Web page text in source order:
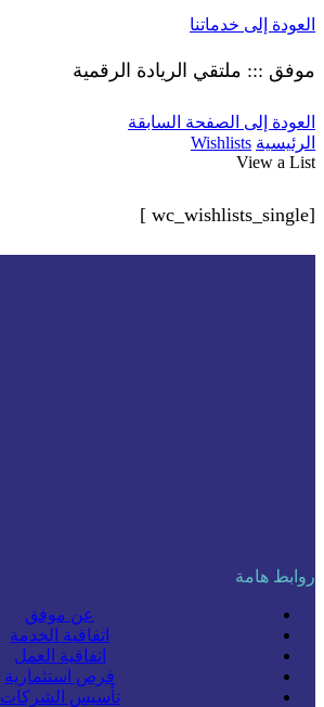
العودة إلى خدماتنا
موفق ::: ملتقي الريادة الرقمية
العودة إلى الصفحة السابقة
الرئيسية Wishlists
View a List
[wc_wishlists_single ]
روابط هامة
عن موفق
اتفاقية الخدمة
اتفاقية العمل
فرص استثمارية
تأسيس الشركات